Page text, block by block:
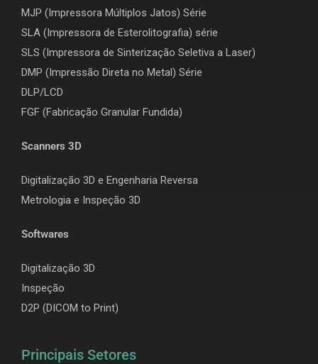
MJP (Impressora Múltiplos Jatos) Série
SLA (Impressora de Esterolitografia) série
SLS (Impressora de Sinterização Seletiva a Laser)
DMP (Impressão Direta no Metal) Série
DLP/LCD
FGF (Fabricação Granular Fundida)
Scanners 3D
Digitalização 3D e Engenharia Reversa
Metrologia e Inspeção 3D
Softwares
Digitalização 3D
Inspeção
D2P (DICOM to Print)
Principais Setores